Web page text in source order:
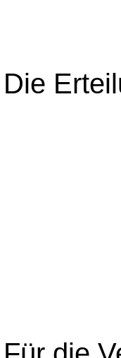
Die